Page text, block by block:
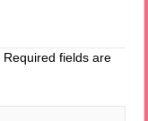
Required fields are